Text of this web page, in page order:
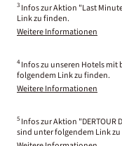
3 Infos zur Aktion "Last
Link zu finden.
Weitere Informationen
4 Infos zu unseren Hotels mit
folgendem Link zu finden.
Weitere Informationen
5 Infos zur Aktion "DERTOUR
sind unter folgendem Link